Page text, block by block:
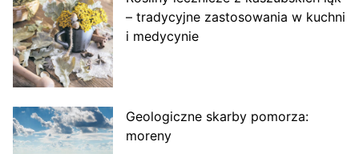
– tradycyjne zastosowania w kuchni
i medycynie
Geologiczne skarby pomorza:
moreny